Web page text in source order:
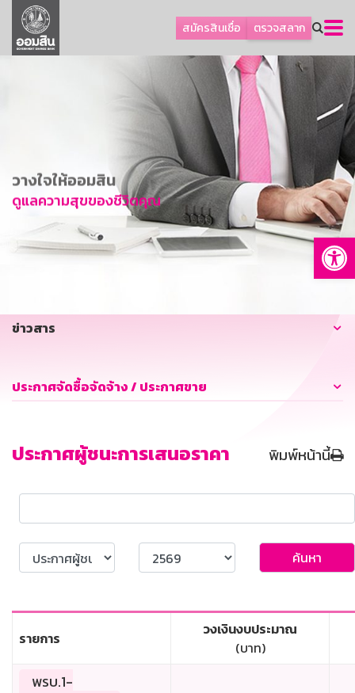
สมัครสินเชื่อ ตรวจสลาก
ลูกค้าธุรกิจ
ลูกค้าผู้ประกอบรายย่อย
การพัฒนาที่ยั่งยืน
ข่าวสาร
บริการทางการเงิน
อื่นๆ
วางใจให้ออมสิน
ดูแลความสุขของชีวิตคุณ
ข่าวสาร
ประกาศจัดซื้อจัดจ้าง / ประกาศขาย
ประกาศผู้ชนะการเสนอราคา พิมพ์หน้านี้
ค้นหา
รายการ
วงเงินงบประมาณ
(บาท)
พรบ.1-